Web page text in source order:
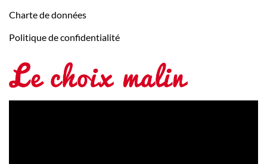
Charte de données
Politique de confidentialité